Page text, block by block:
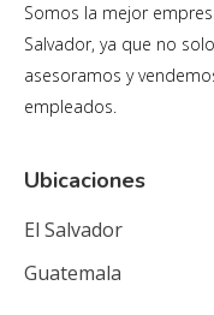
Somos la mejor
Salvador, ya que no
asesoramos y
empleados.
Ubicaciones
El Salvador
Guatemala